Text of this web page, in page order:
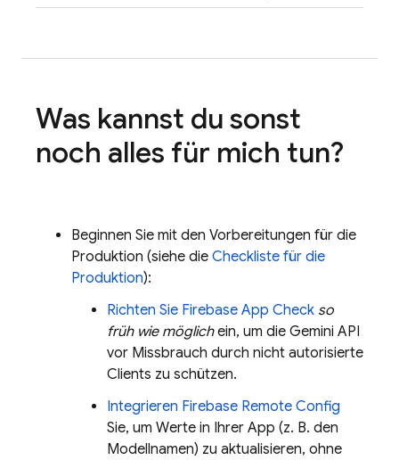
Was kannst du sonst
noch alles für mich tun?
Beginnen Sie mit den Vorbereitungen für die
Produktion (siehe die Checkliste für die
Produktion):
Richten Sie Firebase App Check so
früh wie möglichein, um die Gemini API
vor Missbrauch durch nicht autorisierte
Clients zu schützen.
Integrieren Firebase Remote Config
Sie, um Werte in Ihrer App (z. B. den
Modellnamen) zu aktualisieren, ohne